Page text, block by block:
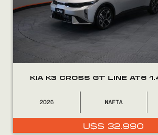
FINANCIÁ
NOSOTROS
CONTACTO
KIA K3 CROSS GT LINE AT6
2026 NAFTA
U$S 32.990